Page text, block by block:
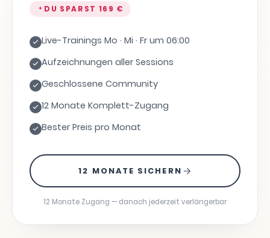
DU SPARST 169 €
Live-Trainings Mo · Mi · Fr um 06:00
Aufzeichnungen aller Sessions
Geschlossene Community
12 Monate Komplett-Zugang
Bester Preis pro Monat
12 MONATE SICHERN
12 Monate Zugang — danach jederzeit verlängerbar